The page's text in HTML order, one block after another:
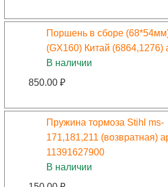
Поршень в сборе
(GX160) Китай (6864,1276)
В наличии
850.00 ₽
Пружина тормоза Stihl ms-
171,181,211 (возвратная)
11391627900
В наличии